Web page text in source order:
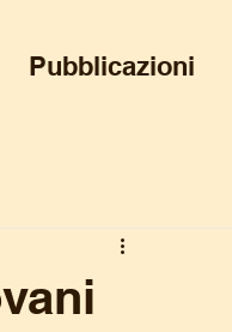
Pubblicazioni